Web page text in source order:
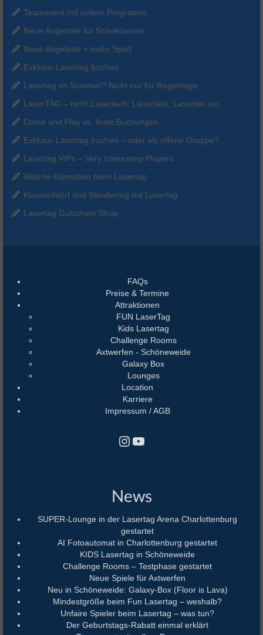
Teamevent mit vollem Programm
Neue Angebote für Schulklassen
Neue Angebote = mehr Spaß
Exklusiv Lasertag buchen
Lasertag im Sommer? Nicht nur für Regentage
LaserTAG – nicht Lasertech, Läsertäck, Lasertec etc.
Come and Play vs. feste Buchungen
Exklusiv Lasertag buchen – oder als offene Gruppe?
Lasertag VIPs – Very Interesting Players
Welche Klamotten beim Lasertag
Klassenfahrt und Wandertag mit Lasertag
Lasertag Gutschein Shop
FAQs
Preise & Termine
Attraktionen
FUN LaserTag
Kids Lasertag
Challenge Rooms
Axtwerfen - Schöneweide
Galaxy Box
Lounges
Location
Karriere
Impressum / AGB
Instagram
YouTube
News
SUPER-Lounge in der Lasertag Arena Charlottenburg
gestartet
AI Fotoautomat in Charlottenburg gestartet
KIDS Lasertag in Schöneweide
Challenge Rooms – Testphase gestartet
Neue Spiele für Axtwerfen
Neu in Schöneweide: Galaxy-Box (Floor is Lava)
Mindestgröße beim Fun Lasertag – weshalb?
Unfaire Spieler beim Lasertag – was tun?
Der Geburtstags-Rabatt einmal erklärt